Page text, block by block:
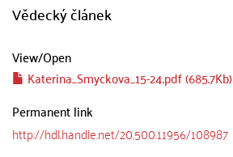
Vědecký článek
View/Open
Katerina_Smyckova_15-24.pdf (685.7Kb)
Permanent link
http://hdl.handle.net/20.500.11956/108987